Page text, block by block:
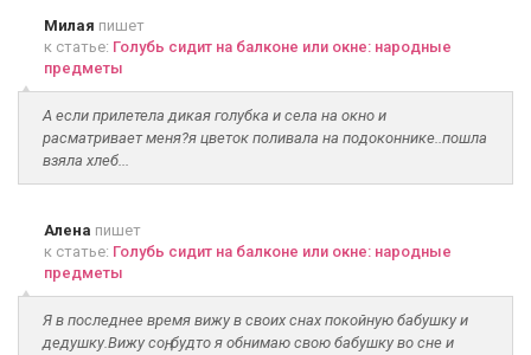
Милая пишет
к статье: Голубь сидит на балконе или окне: народные
предметы
А если прилетела дикая голубка и села на окно и
расматривает меня?я цветок поливала на подоконнике..пошла
взяла хлеб...
Алена пишет
к статье: Голубь сидит на балконе или окне: народные
предметы
Я в последнее время вижу в своих снах покойную бабушку и
дедушку.Вижу соң, будто я обнимаю свою бабушку во сне и